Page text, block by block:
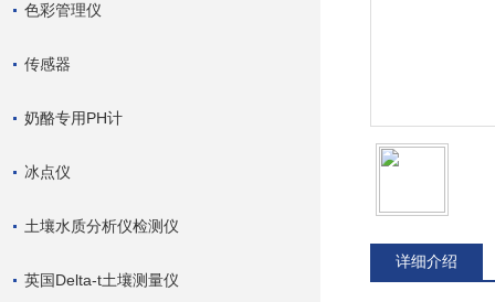
色彩管理仪
传感器
奶酪专用PH计
冰点仪
土壤水质分析仪检测仪
英国Delta-t土壤测量仪
详细介绍